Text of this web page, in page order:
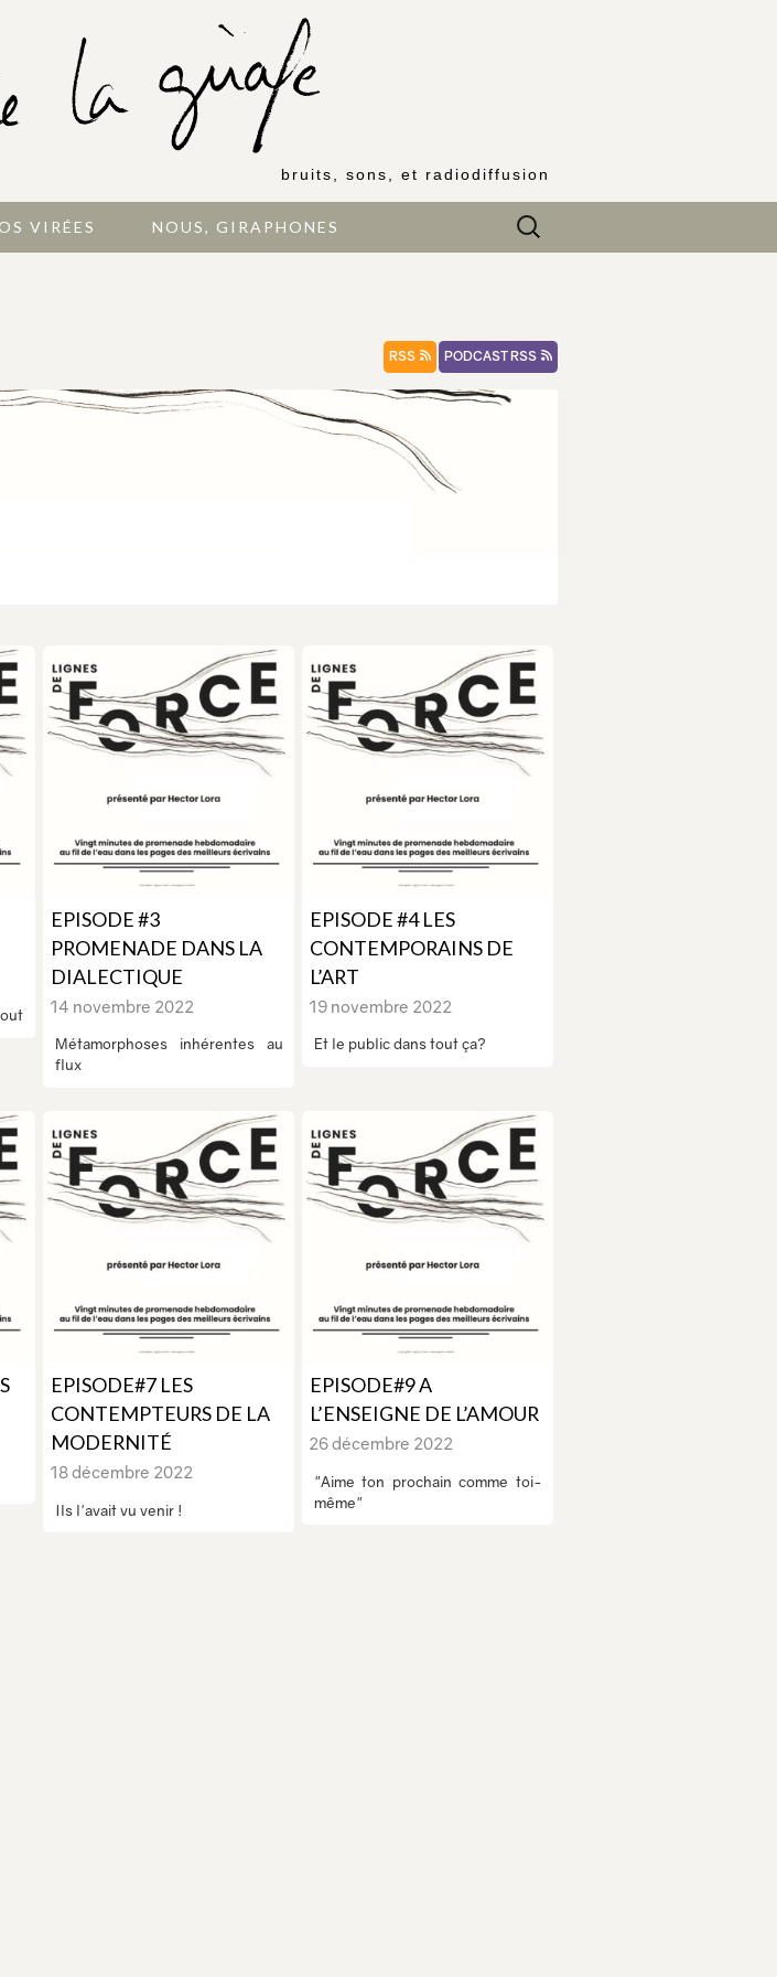
bruits, sons, et radiodiffusion
VIRÉES NOUS, GIRAPHONES Rechercher :
PODCAST RSS
RSS
EPISODE #3
PROMENADE DANS LA
DIALECTIQUE
14 novembre 2022
Métamorphoses inhérentes au
flux
EPISODE #4 LES
CONTEMPORAINS DE
L’ART
19 novembre 2022
Et le public dans tout ça?
EPISODE#7 LES
CONTEMPTEURS DE LA
MODERNITÉ
18 décembre 2022
Ils l'avait vu venir !
EPISODE#9 A
L’ENSEIGNE DE L’AMOUR
26 décembre 2022
"Aime ton prochain comme toi-
même"